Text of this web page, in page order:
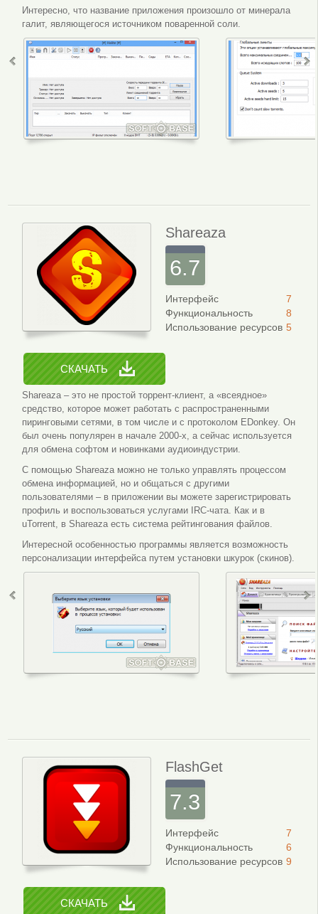
Интересно, что название приложения произошло от минерала
галит, являющегося источником поваренной соли.
Shareaza
6.7
Интерфейс
Функциональность
Использование ресурсов
7
8
5
СКАЧАТЬ
Shareaza – это не простой торрент-клиент, а «всеядное»
средство, которое может работать с распространенными
пиринговыми сетями, в том числе и с протоколом EDonkey. Он
был очень популярен в начале 2000-х, а сейчас используется
для обмена софтом и новинками аудиоиндустрии.
С помощью Shareaza можно не только управлять процессом
обмена информацией, но и общаться с другими
пользователями – в приложении вы можете зарегистрировать
профиль и воспользоваться услугами IRC-чата. Как и в
uTorrent, в Shareaza есть система рейтингования файлов.
Интересной особенностью программы является возможность
персонализации интерфейса путем установки шкурок (скинов).
FlashGet
7.3
Интерфейс
Функциональность
Использование ресурсов
7
6
9
СКАЧАТЬ